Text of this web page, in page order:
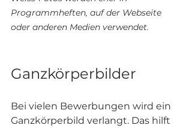
Programmheften, auf der Webseite
oder anderen Medien verwendet.
Ganzkörperbilder
Bei vielen Bewerbungen wird ein
Ganzkörperbild verlangt. Das hilft